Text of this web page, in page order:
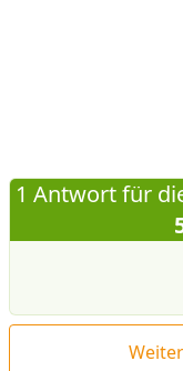
1 Antwort für